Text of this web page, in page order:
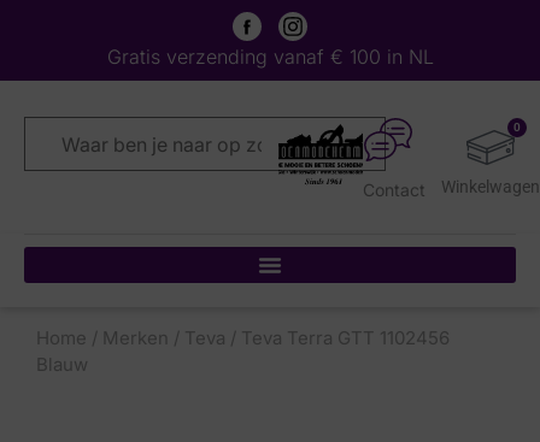
Gratis verzending vanaf € 100 in NL
0
Contact
Home / Merken / Teva / Teva Terra GTT 1102456
Blauw